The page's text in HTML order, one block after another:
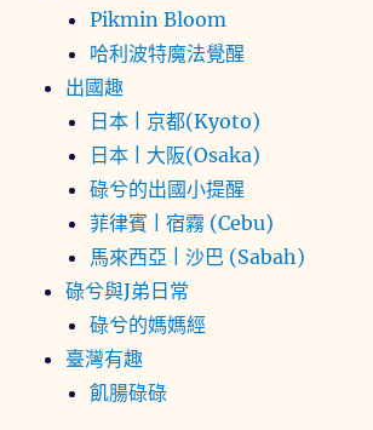
Pikmin Bloom
哈利波特魔法覺醒
出國趣
日本 | 京都(Kyoto)
日本 | 大阪(Osaka)
碌兮的出國小提醒
菲律賓 | 宿霧 (Cebu)
馬來西亞 | 沙巴 (Sabah)
碌兮與J弟日常
碌兮的媽媽經
臺灣有趣
飢腸碌碌